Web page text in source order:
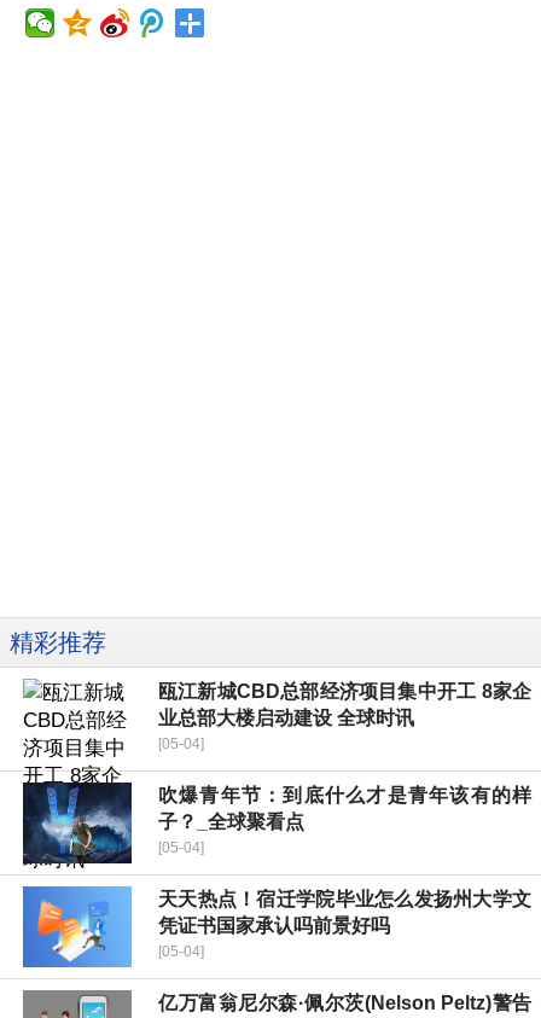
精彩推荐
瓯江新城CBD总部经济项目集中开工 8家企
业总部大楼启动建设 全球时讯
[05-04]
吹爆青年节：到底什么才是青年该有的样
子？_全球聚看点
[05-04]
天天热点！宿迁学院毕业怎么发扬州大学文
凭证书国家承认吗前景好吗
[05-04]
亿万富翁尼尔森·佩尔茨(Nelson Peltz)警告